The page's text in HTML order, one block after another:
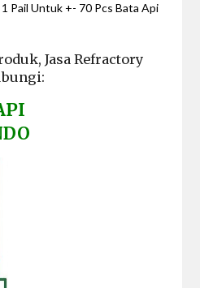
Pail Untuk +- 70 Pcs Bata Api
Jasa Refractory